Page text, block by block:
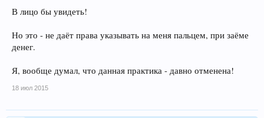
В лицо бы увидеть!
Но это - не даёт права указывать на меня пальцем, при заёме
денег.
Я, вообще думал, что данная практика - давно отменена!
18 июл 2015